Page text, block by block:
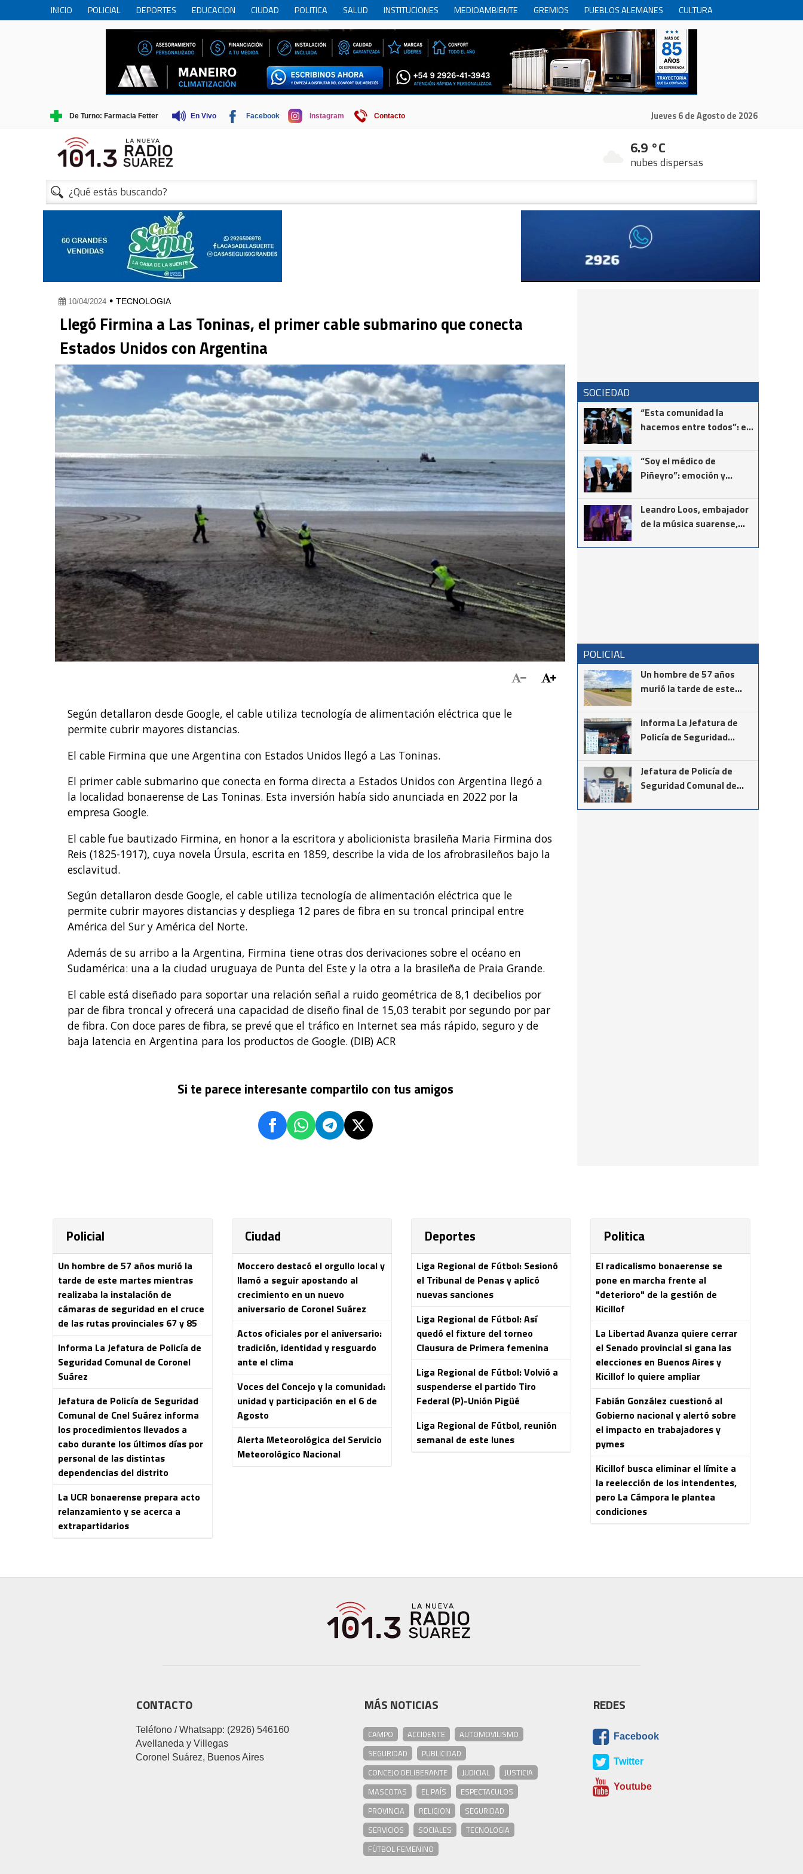
INICIO POLICIAL DEPORTES EDUCACION CIUDAD POLITICA SALUD INSTITUCIONES MEDIOAMBIENTE GREMIOS PUEBLOS ALEMANES
CULTURA
PERSONAS MAYORES
CIENCIA MUNICIPIO COMERCIO REGION SOCIEDAD ECONOMIA HISTORIA HUMOR INTERNACIONALES PRODUCCION
TURISMO
Jueves 6 de Agosto de 2026
De Turno: Farmacia Fetter En Vivo Facebook Instagram Contacto
6.9 °C
nubes dispersas
10/04/2024 •TECNOLOGIA
Llegó Firmina a Las Toninas, el primer cable submarino que conecta
Estados Unidos con Argentina
Según detallaron desde Google, el cable utiliza tecnología de alimentación eléctrica que le
permite cubrir mayores distancias.
El cable Firmina que une Argentina con Estados Unidos llegó a Las Toninas.
El primer cable submarino que conecta en forma directa a Estados Unidos con Argentina llegó a
la localidad bonaerense de Las Toninas. Esta inversión había sido anunciada en 2022 por la
empresa Google.
El cable fue bautizado Firmina, en honor a la escritora y abolicionista brasileña Maria Firmina dos
Reis (1825-1917), cuya novela Úrsula, escrita en 1859, describe la vida de los afrobrasileños bajo la
esclavitud.
Según detallaron desde Google, el cable utiliza tecnología de alimentación eléctrica que le
permite cubrir mayores distancias y despliega 12 pares de fibra en su troncal principal entre
América del Sur y América del Norte.
Además de su arribo a la Argentina, Firmina tiene otras dos derivaciones sobre el océano en
Sudamérica: una a la ciudad uruguaya de Punta del Este y la otra a la brasileña de Praia Grande.
El cable está diseñado para soportar una relación señal a ruido geométrica de 8,1 decibelios por
par de fibra troncal y ofrecerá una capacidad de diseño final de 15,03 terabit por segundo por par
de fibra. Con doce pares de fibra, se prevé que el tráfico en Internet sea más rápido, seguro y de
baja latencia en Argentina para los productos de Google. (DIB) ACR
Si te parece interesante compartilo con tus amigos
SOCIEDAD
“Esta comunidad la
hacemos entre todos”: el
Ricardo Moccero en la
Noche de Gala
“Soy el médico de
Piñeyro”: emoción y
reconocimiento al Dr.
Néstor Giménez
Leandro Loos, embajador
de la música suarense,
Destacado Cultural 2026
POLICIAL
Un hombre de 57 años
murió la tarde de este
la instalación de cámaras
de seguridad en el cruce
de las rutas provinciales
67 y 85
Informa La Jefatura de
Policía de Seguridad
Suárez
Jefatura de Policía de
Seguridad Comunal de
procedimientos llevados a
Policial
Un hombre de 57 años murió la
tarde de este martes mientras
realizaba la instalación de
cámaras de seguridad en el cruce
de las rutas provinciales 67 y 85
Informa La Jefatura de Policía de
Seguridad Comunal de Coronel
Suárez
Jefatura de Policía de Seguridad
Comunal de Cnel Suárez informa
los procedimientos llevados a
cabo durante los últimos días por
personal de las distintas
dependencias del distrito
La UCR bonaerense prepara acto
relanzamiento y se acerca a
extrapartidarios
Ciudad
Moccero destacó el orgullo local y
llamó a seguir apostando al
crecimiento en un nuevo
aniversario de Coronel Suárez
Actos oficiales por el aniversario:
tradición, identidad y resguardo
ante el clima
Voces del Concejo y la comunidad:
unidad y participación en el 6 de
Agosto
Alerta Meteorológica del Servicio
Meteorológico Nacional
Deportes
Liga Regional de Fútbol: Sesionó
el Tribunal de Penas y aplicó
nuevas sanciones
Liga Regional de Fútbol: Así
quedó el fixture del torneo
Clausura de Primera femenina
Liga Regional de Fútbol: Volvió a
suspenderse el partido Tiro
Federal (P)-Unión Pigüé
Liga Regional de Fútbol, reunión
semanal de este lunes
Politica
El radicalismo bonaerense se
pone en marcha frente al
"deterioro" de la gestión de
Kicillof
La Libertad Avanza quiere cerrar
el Senado provincial si gana las
elecciones en Buenos Aires y
Kicillof lo quiere ampliar
Fabián González cuestionó al
Gobierno nacional y alertó sobre
el impacto en trabajadores y
pymes
Kicillof busca eliminar el límite a
la reelección de los intendentes,
pero La Cámpora le plantea
condiciones
CONTACTO
Teléfono / Whatsapp: (2926) 546160
Avellaneda y Villegas
Coronel Suárez, Buenos Aires
MÁS NOTICIAS
CAMPO ACCIDENTE
AUTOMOVILISMO
SEGURIDAD
PUBLICIDAD
CONCEJO DELIBERANTE
JUDICIAL
JUSTICIA
MASCOTAS
EL PAÍS
ESPECTACULOS
PROVINCIA
RELIGION
SEGURIDAD
SERVICIOS
SOCIALES
TECNOLOGIA
FÚTBOL FEMENINO
REDES
Facebook
Twitter
Youtube